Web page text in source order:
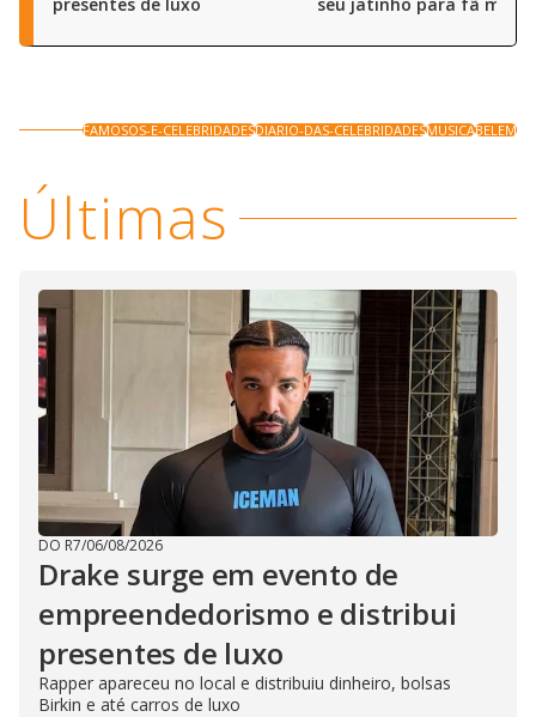
FAMOSOS-E-CELEBRIDADESDIARIO-DAS-CELEBRIDADESMUSICABELEM
Últimas
DO R7/06/08/2026
Drake surge em evento de
empreendedorismo e distribui
presentes de luxo
Rapper apareceu no local e distribuiu dinheiro, bolsas
Birkin e até carros de luxo